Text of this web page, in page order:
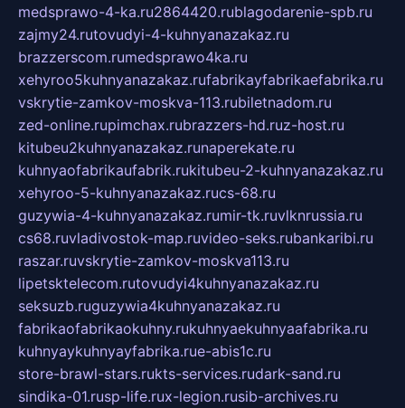
medsprawo-4-ka.ru2864420.rublagodarenie-spb.ru
zajmy24.rutovudyi-4-kuhnyanazakaz.ru
brazzerscom.rumedsprawo4ka.ru
xehyroo5kuhnyanazakaz.rufabrikayfabrikaefabrika.ru
vskrytie-zamkov-moskva-113.rubiletnadom.ru
zed-online.rupimchax.rubrazzers-hd.ruz-host.ru
kitubeu2kuhnyanazakaz.runaperekate.ru
kuhnyaofabrikaufabrik.rukitubeu-2-kuhnyanazakaz.ru
xehyroo-5-kuhnyanazakaz.rucs-68.ru
guzywia-4-kuhnyanazakaz.rumir-tk.ruvlknrussia.ru
cs68.ruvladivostok-map.ruvideo-seks.rubankaribi.ru
raszar.ruvskrytie-zamkov-moskva113.ru
lipetsktelecom.rutovudyi4kuhnyanazakaz.ru
seksuzb.ruguzywia4kuhnyanazakaz.ru
fabrikaofabrikaokuhny.rukuhnyaekuhnyaafabrika.ru
kuhnyaykuhnyayfabrika.rue-abis1c.ru
store-brawl-stars.rukts-services.rudark-sand.ru
sindika-01.rusp-life.rux-legion.rusib-archives.ru